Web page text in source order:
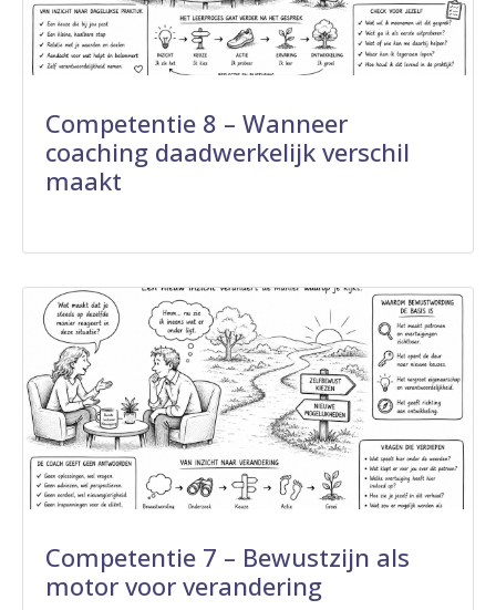
Competentie 8 – Wanneer
coaching daadwerkelijk verschil
maakt
Competentie 7 – Bewustzijn als
motor voor verandering